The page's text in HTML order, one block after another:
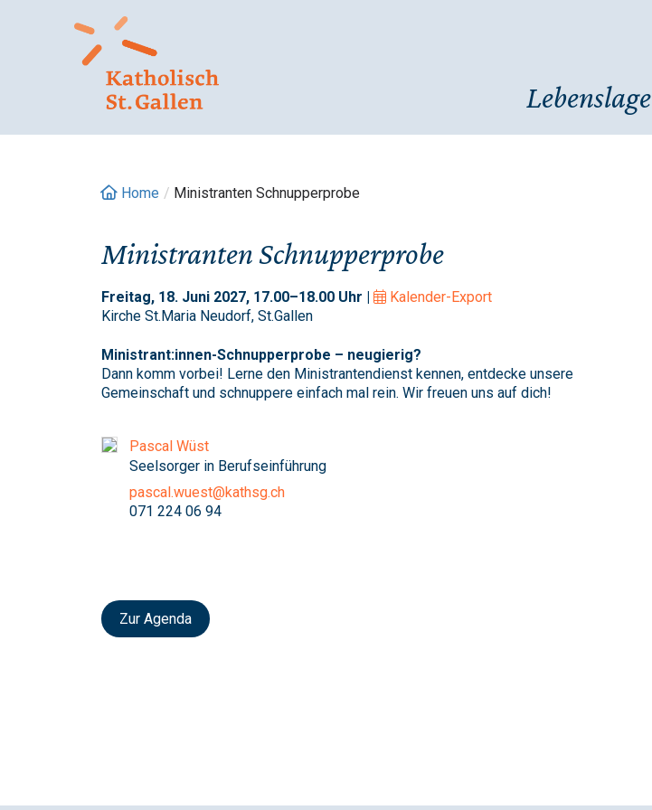
Lebenslage
Home / Ministranten Schnupperprobe
Ministranten Schnupperprobe
Freitag, 18. Juni 2027, 17.00–18.00 Uhr |
Kalender-Export
Kirche St.Maria Neudorf, St.Gallen
Ministrant:innen-Schnupperprobe – neugierig?
Dann komm vorbei! Lerne den Ministrantendienst kennen, entdecke unsere
Gemeinschaft und schnuppere einfach mal rein. Wir freuen uns auf dich!
Pascal Wüst
Seelsorger in Berufseinführung
pascal.wuest@kathsg.ch
071 224 06 94
Zur Agenda